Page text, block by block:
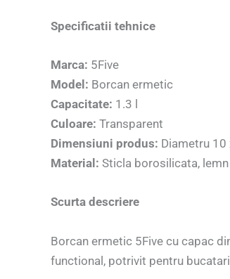
Specificatii tehnice
Marca: 5Five
Model: Borcan ermetic
Capacitate: 1.3 l
Culoare: Transparent
Dimensiuni produs: Diametru
Material: Sticla borosilicata, lemn
Scurta descriere
Borcan ermetic 5Five cu capac
functional, potrivit pentru